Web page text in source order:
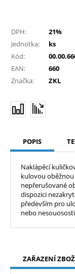
DPH:
21%
Jednotka:
ks
Kód:
EAN:
660
Značka:
ZKL
POPIS
Naklápěcí
kulovou
nepřerušované
dispozici
především pro
nebo
ZAŘAZENÍ